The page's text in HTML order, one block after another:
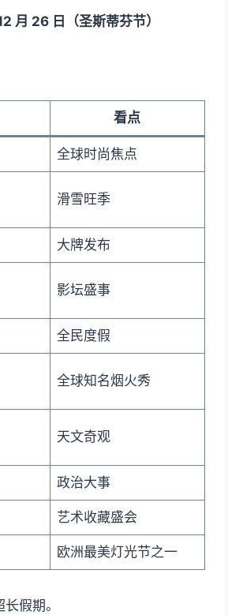
月 26 日（圣斯蒂芬节）
看点
全球时尚焦点
滑雪旺季
大牌发布
影坛盛事
全民度假
全球知名烟火秀
天文奇观
政治大事
艺术收藏盛会
欧洲最美灯光节之一
假期。